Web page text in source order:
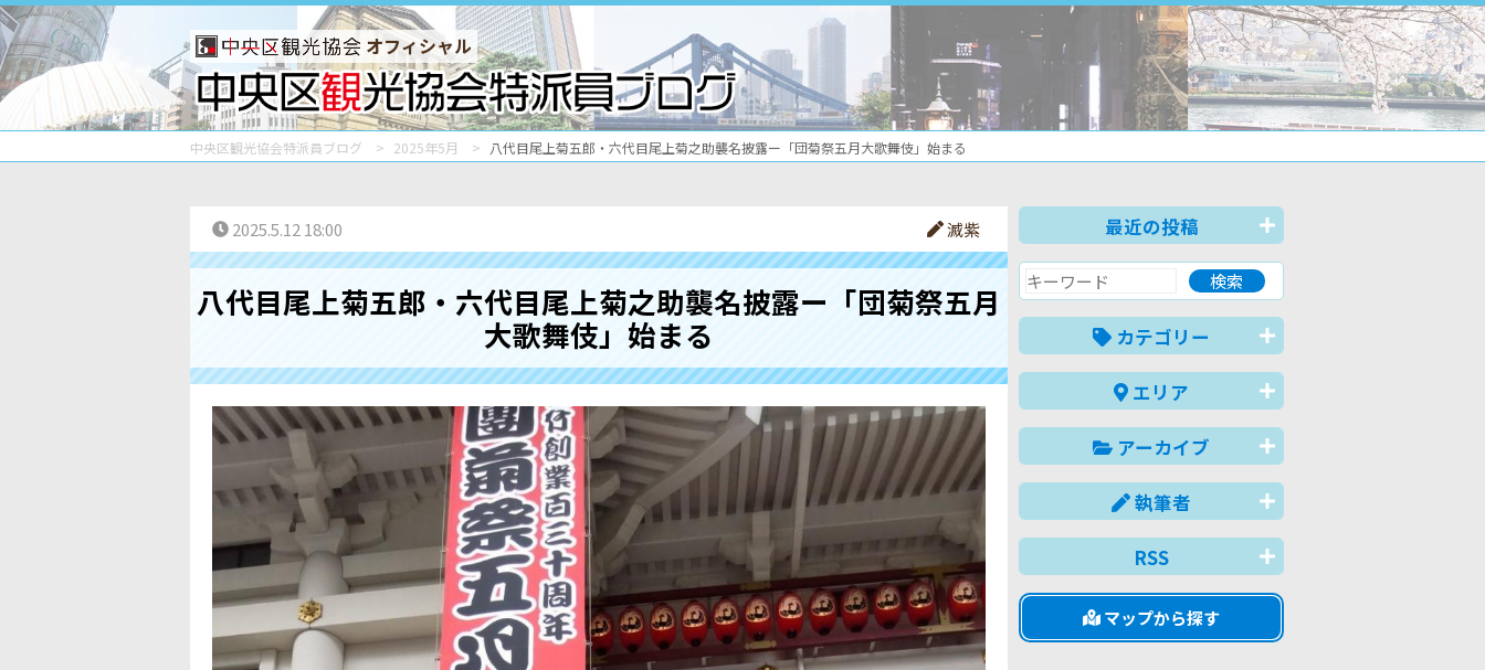
オフィシャル
中央区観光協会特派員ブログ 2025年5月 八代目尾上菊五郎・六代目尾上菊之助襲名披露ー「団菊祭五月大歌舞伎」始まる
2025.5.12 18:00 滅紫
八代目尾上菊五郎・六代目尾上菊之助襲名披露ー「団菊祭五月
大歌舞伎」始まる
最近の投稿
カテゴリー
エリア
アーカイブ
執筆者
RSS
マップから探す